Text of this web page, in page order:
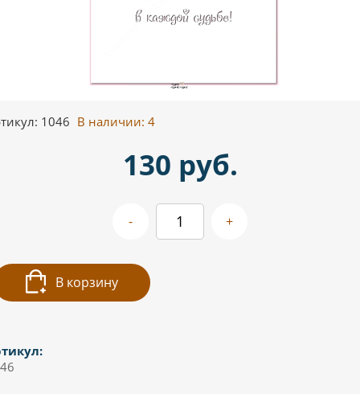
1046 В наличии: 4
130 руб.
- +
В корзину